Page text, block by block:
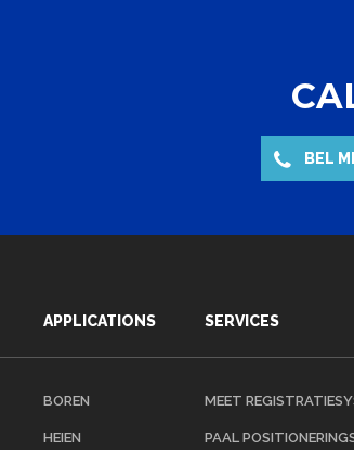
BEL
APPLICATIONS
BOREN
HEIEN
SERVICES
MEET
PAAL